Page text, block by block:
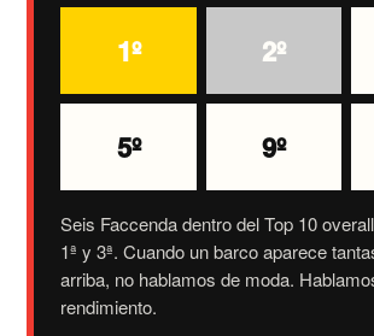
1º 2º
5º 9º
Seis Faccenda dentro del Top 10
1ª y 3ª. Cuando un barco aparece
arriba, no hablamos de moda.
rendimiento.